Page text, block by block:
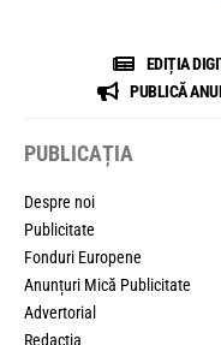
EDIȚIA
PUBLICĂ
PUBLICAȚIA
Despre noi
Publicitate
Fonduri Europene
Anunțuri Mică Publicitate
Advertorial
Redacția